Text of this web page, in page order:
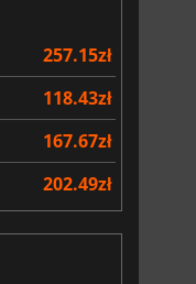
257.15zł
118.43zł
167.67zł
202.49zł